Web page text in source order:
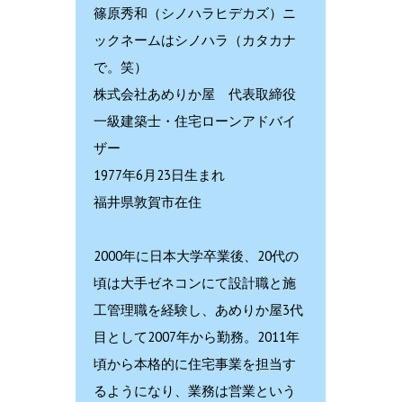
篠原秀和（シノハラヒデカズ）ニ
ックネームはシノハラ（カタカナ
で。笑）
株式会社あめりか屋 代表取締役
一級建築士・住宅ローンアドバイ
ザー
1977年6月23日生まれ
福井県敦賀市在住
2000年に日本大学卒業後、20代の
頃は大手ゼネコンにて設計職と施
工管理職を経験し、あめりか屋3代
目として2007年から勤務。2011年
頃から本格的に住宅事業を担当す
るようになり、業務は営業という